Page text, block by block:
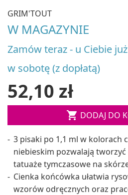
GRIM'TOUT
W MAGAZYNIE
Zamów teraz - u Ciebie
w sobotę (z dopłatą)
52,10 zł
 DODAJ DO
3 pisaki po 1,1 ml w kolorach
niebieskim pozwalają
tatuaże tymczasowe na
Cienka końcówka ułatwia
wzorów odręcznych oraz